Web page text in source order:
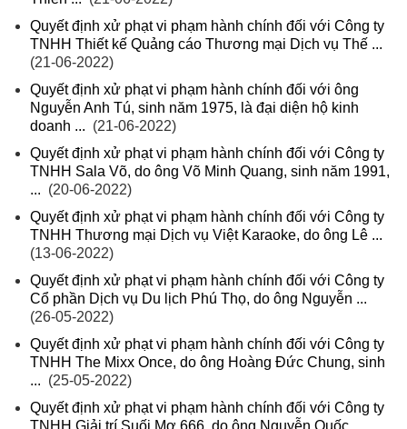
Quyết định xử phạt vi phạm hành chính đối với Công ty
TNHH Thiết kế Quảng cáo Thương mại Dịch vụ Thế ...
(21-06-2022)
Quyết định xử phạt vi phạm hành chính đối với ông
Nguyễn Anh Tú, sinh năm 1975, là đại diện hộ kinh
doanh ... (21-06-2022)
Quyết định xử phạt vi phạm hành chính đối với Công ty
TNHH Sala Võ, do ông Võ Minh Quang, sinh năm 1991,
... (20-06-2022)
Quyết định xử phạt vi phạm hành chính đối với Công ty
TNHH Thương mại Dịch vụ Việt Karaoke, do ông Lê ...
(13-06-2022)
Quyết định xử phạt vi phạm hành chính đối với Công ty
Cổ phần Dịch vụ Du lịch Phú Thọ, do ông Nguyễn ...
(26-05-2022)
Quyết định xử phạt vi phạm hành chính đối với Công ty
TNHH The Mixx Once, do ông Hoàng Đức Chung, sinh
... (25-05-2022)
Quyết định xử phạt vi phạm hành chính đối với Công ty
TNHH Giải trí Suối Mơ 666, do ông Nguyễn Quốc